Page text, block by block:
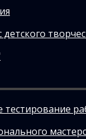
тестирование